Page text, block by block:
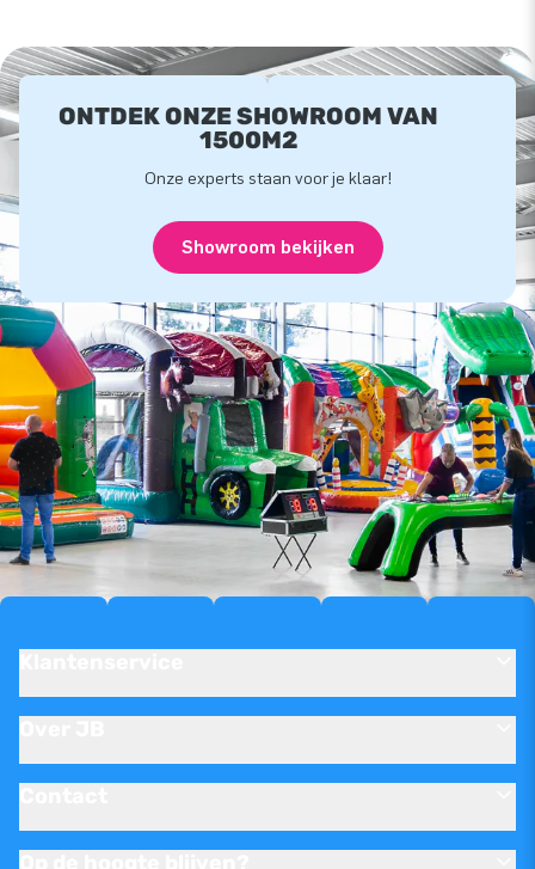
ONTDEK ONZE SHOWROOM VAN
1500M2
Onze experts staan voor je klaar!
Showroom bekijken